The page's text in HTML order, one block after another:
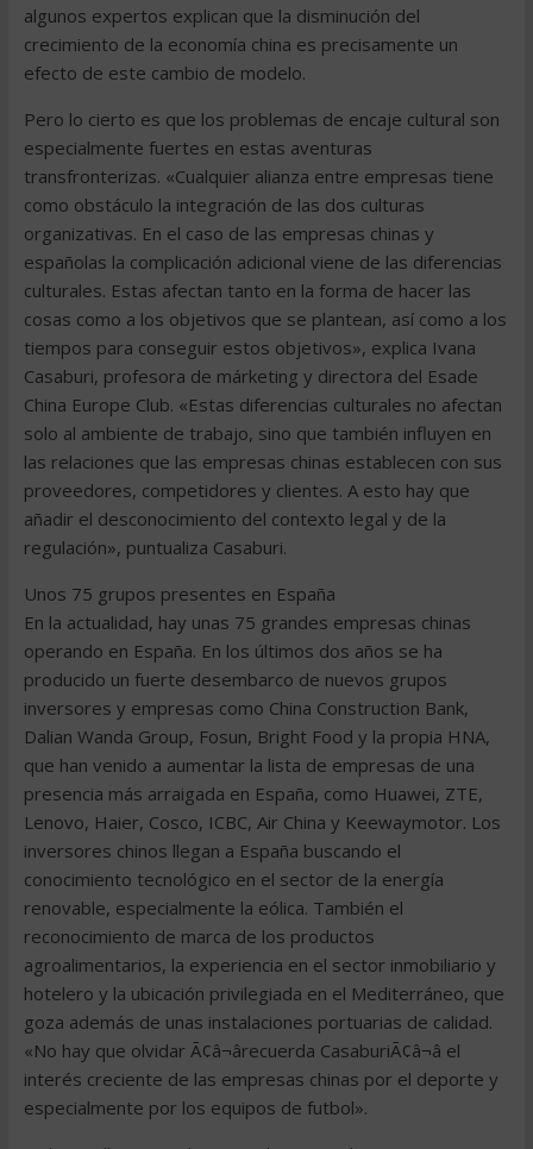
algunos expertos explican que la disminución del
crecimiento de la economía china es precisamente un
efecto de este cambio de modelo.
Pero lo cierto es que los problemas de encaje cultural son
especialmente fuertes en estas aventuras
transfronterizas. «Cualquier alianza entre empresas tiene
como obstáculo la integración de las dos culturas
organizativas. En el caso de las empresas chinas y
españolas la complicación adicional viene de las diferencias
culturales. Estas afectan tanto en la forma de hacer las
cosas como a los objetivos que se plantean, así como a los
tiempos para conseguir estos objetivos», explica Ivana
Casaburi, profesora de márketing y directora del Esade
China Europe Club. «Estas diferencias culturales no afectan
solo al ambiente de trabajo, sino que también influyen en
las relaciones que las empresas chinas establecen con sus
proveedores, competidores y clientes. A esto hay que
añadir el desconocimiento del contexto legal y de la
regulación», puntualiza Casaburi.
Unos 75 grupos presentes en España
En la actualidad, hay unas 75 grandes empresas chinas
operando en España. En los últimos dos años se ha
producido un fuerte desembarco de nuevos grupos
inversores y empresas como China Construction Bank,
Dalian Wanda Group, Fosun, Bright Food y la propia HNA,
que han venido a aumentar la lista de empresas de una
presencia más arraigada en España, como Huawei, ZTE,
Lenovo, Haier, Cosco, ICBC, Air China y Keewaymotor. Los
inversores chinos llegan a España buscando el
conocimiento tecnológico en el sector de la energía
renovable, especialmente la eólica. También el
reconocimiento de marca de los productos
agroalimentarios, la experiencia en el sector inmobiliario y
hotelero y la ubicación privilegiada en el Mediterráneo, que
goza además de unas instalaciones portuarias de calidad.
«No hay que olvidar Ã¢â¬ârecuerda CasaburiÃ¢â¬â el
interés creciente de las empresas chinas por el deporte y
especialmente por los equipos de futbol».